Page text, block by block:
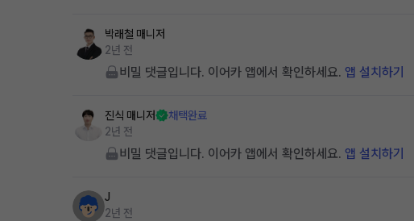
박래철 매니저
2년 전
비밀 댓글입니다. 이어카 앱에서 확인하세요. 앱 설치하기
진식 매니저
채택완료
2년 전
비밀 댓글입니다. 이어카 앱에서 확인하세요. 앱 설치하기
J
2년 전